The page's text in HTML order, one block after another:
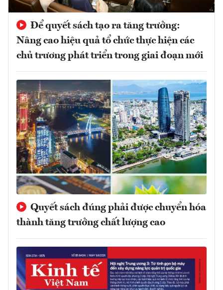
Để quyết sách tạo ra tăng trưởng:
Nâng cao hiệu quả tổ chức thực hiện các
chủ trương phát triển trong giai đoạn mới
Quyết sách đúng phải được chuyển hóa
thành tăng trưởng chất lượng cao